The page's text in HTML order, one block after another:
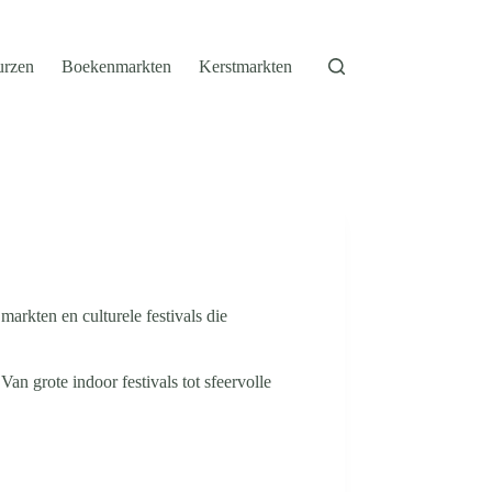
Boekenmarkten Kerstmarkten
en culturele festivals die
grote indoor festivals tot sfeervolle